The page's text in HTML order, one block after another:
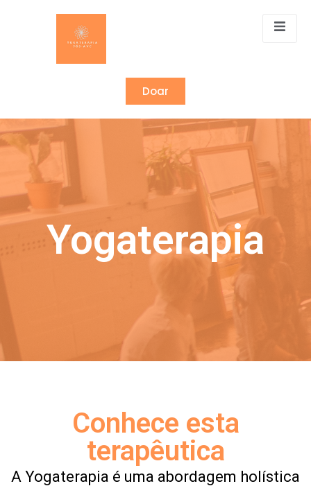
Doar
Yogaterapia
Conhece esta
terapêutica
A Yogaterapia é uma abordagem holística